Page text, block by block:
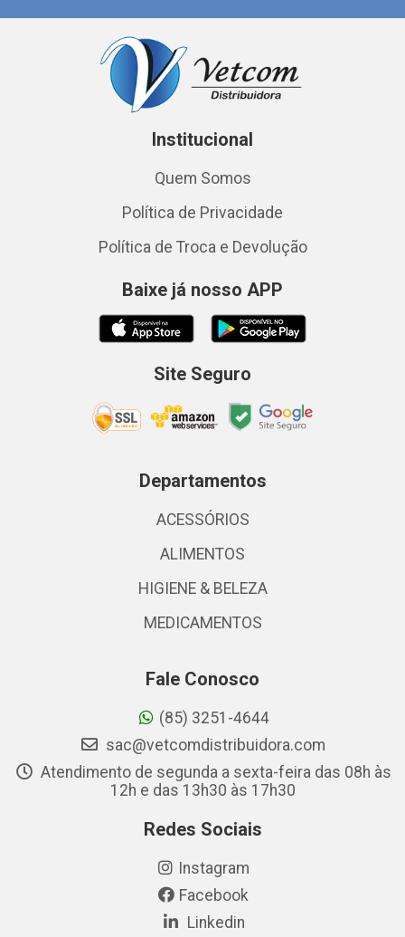
Institucional
Quem Somos
Política de Privacidade
Política de Troca e Devolução
Baixe já nosso APP
Site Seguro
Departamentos
ACESSÓRIOS
ALIMENTOS
HIGIENE & BELEZA
MEDICAMENTOS
Fale Conosco
(85) 3251-4644
sac@vetcomdistribuidora.com
Atendimento de segunda a sexta-feira das 08h às
12h e das 13h30 às 17h30
Redes Sociais
Instagram
Facebook
Linkedin